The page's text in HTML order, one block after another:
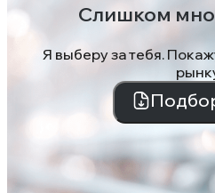
Слишком
Я выберу за тебя.